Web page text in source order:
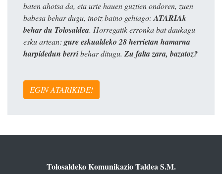
baten ahotsa da, eta urte hauen guztien ondoren, zuen
babesa behar dugu, inoiz baino gehiago: ATARIAk
behar du Tolosaldea. Horregatik erronka bat daukagu
esku artean: gure eskualdeko 28 herrietan hamarna
harpidedun berribehar ditugu. Zu falta zara, bazatoz?
EGIN ATARIKIDE!
Tolosaldeko Komunikazio Taldea S.M.